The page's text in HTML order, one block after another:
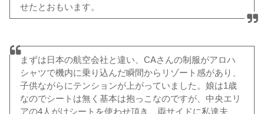
せたとおもいます。
まずは日本の航空会社と違い、CAさんの制服がアロハ
シャツで機内に乗り込んだ瞬間からリゾート感があり、
子供ながらにテンションが上がっていました。娘は1歳
なのでシートは無く基本は抱っこなのですが、中央エリ
アの4人がけシートを使わせ頂き、両サイドに私達夫